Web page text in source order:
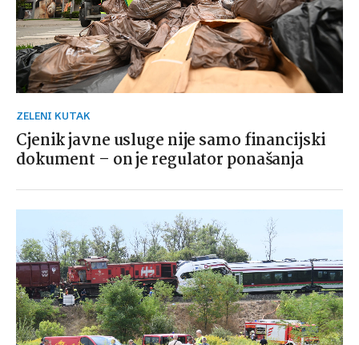
ZELENI KUTAK
Cjenik javne usluge nije samo financijski
dokument – on je regulator ponašanja